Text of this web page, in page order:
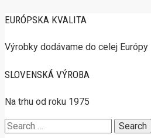
EURÓPSKA KVALITA
Výrobky dodávame do celej Európy
SLOVENSKÁ VÝROBA
Na trhu od roku 1975
Search